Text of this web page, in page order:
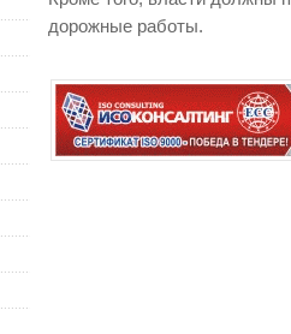
дорожные работы.